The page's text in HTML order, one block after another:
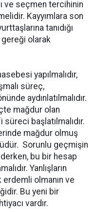
ve seçmen tercihinin
Kayyımlara son
tanıdığı
gereği olarak
yapılmalıdır,
süreç,
aydınlatılmalıdır.
mağdur olan
başlatılmalıdır.
mağdur olmuş
Sorunlu geçmişin
bu bir hesap
Yanlışların
olmanın ve
Bu yeni bir
vardır.